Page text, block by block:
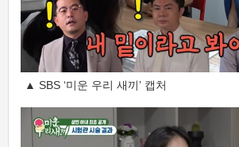
▲ SBS ‘미운 우리 새끼’ 캡처